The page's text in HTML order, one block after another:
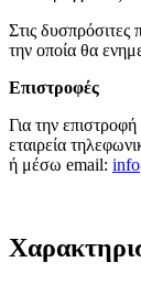
Στις δυσπρόσιτες
την οποία θα
Επιστροφές
Για την
εταιρεία
ή μέσω email: